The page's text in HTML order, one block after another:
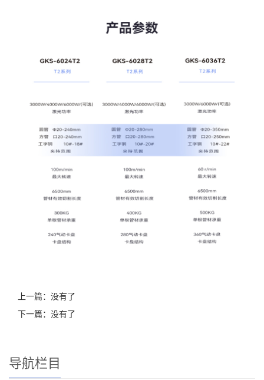
上一篇：没有了
下一篇：没有了
导航栏目